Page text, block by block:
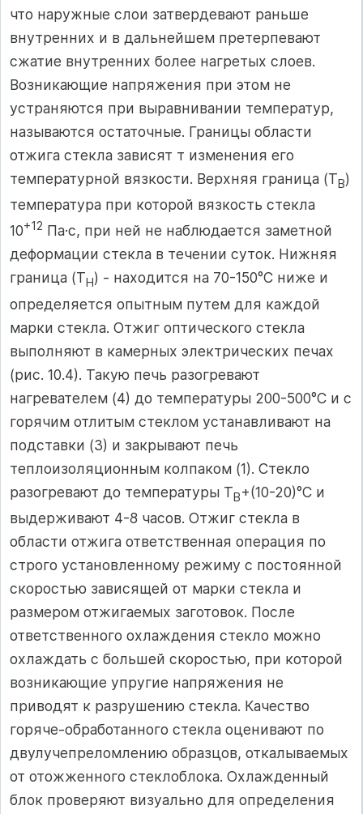
что наружные слои затвердевают раньше
внутренних и в дальнейшем претерпевают
сжатие внутренних более нагретых слоев.
Возникающие напряжения при этом не
устраняются при выравнивании температур,
называются остаточные. Границы области
отжига стекла зависят т изменения его
температурной вязкости. Верхняя граница (ТВ)
температура при которой вязкость стекла
10+12 Па·с, при ней не наблюдается заметной
деформации стекла в течении суток. Нижняя
граница (ТН) - находится на 70-150°С ниже и
определяется опытным путем для каждой
марки стекла. Отжиг оптического стекла
выполняют в камерных электрических печах
(рис. 10.4). Такую печь разогревают
нагревателем (4) до температуры 200-500°С и с
горячим отлитым стеклом устанавливают на
подставки (3) и закрывают печь
теплоизоляционным колпаком (1). Стекло
разогревают до температуры ТВ+(10-20)°С и
выдерживают 4-8 часов. Отжиг стекла в
области отжига ответственная операция по
строго установленному режиму с постоянной
скоростью зависящей от марки стекла и
размером отжигаемых заготовок. После
ответственного охлаждения стекло можно
охлаждать с большей скоростью, при которой
возникающие упругие напряжения не
приводят к разрушению стекла. Качество
горяче-обработанного стекла оценивают по
двулучепреломлению образцов, откалываемых
от отожженного стеклоблока. Охлажденный
блок проверяют визуально для определения